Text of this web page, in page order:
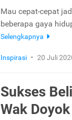
Mau cepat-cepat
beberapa gaya
Selengkapnya
Inspirasi • 20 Juli
Sukses
Wak